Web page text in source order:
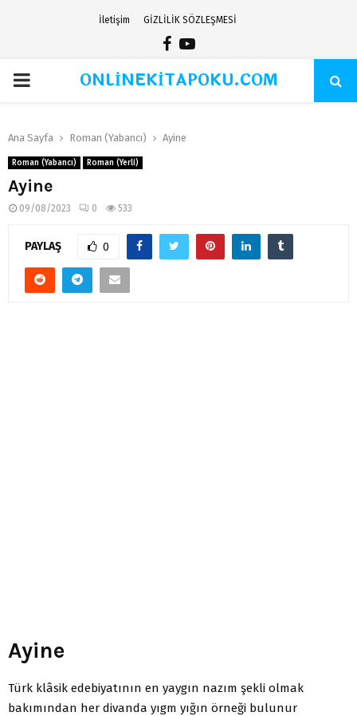
İletişim GİZLİLİK SÖZLEŞMESİ
Facebook
Youtube
PRIMARYONLİNEKİTAPOKU.COM
Ana Sayfa Roman (Yabancı) Ayine
Roman (Yabancı) Roman (Yerli)
Ayine
09/08/2023 0 533
PAYLAŞ 0
Ayine
Türk klâsik edebiyatının en yaygın nazım şekli olmak
bakımından her divanda yıgm yığın örneği bulunur